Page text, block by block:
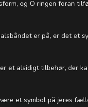
og O ringen foran
er på, er det et
et alsidigt tilbehør, der
et symbol på jeres